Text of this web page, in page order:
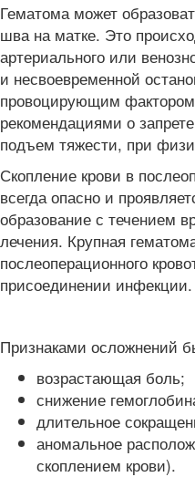
Гематома может
шва на матке. Это
артериального или
и несвоевременной
провоцирующим
рекомендациями о
подъем тяжести, при
Скопление крови в
всегда опасно и
образование с течением
лечения. Крупная
послеоперационного
присоединении инфекции.
Признаками осложнений
возрастающая боль;
снижение
длительное
аномальное
скоплением крови).